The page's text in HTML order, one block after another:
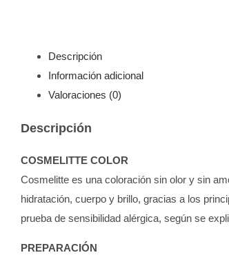
Descripción
Información adicional
Valoraciones (0)
Descripción
COSMELITTE COLOR
Cosmelitte es una coloración sin olor y sin
hidratación, cuerpo y brillo, gracias a los
prueba de sensibilidad alérgica, según se
PREPARACIÓN